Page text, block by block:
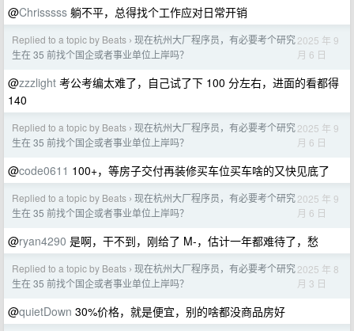
@Chrisssss 躺不平，总得找个工作应对日常开销
Replied to a topic by Beats › 现在杭州大厂程序员，有必要考个研究
生在 35 前找个国企或者事业单位上岸吗？
2025 年 9
月 6 日
@zzzlight 考公考编太难了，自己试了下 100 分左右，进面的看都得
140
Replied to a topic by Beats › 现在杭州大厂程序员，有必要考个研究
生在 35 前找个国企或者事业单位上岸吗？
2025 年 9
月 6 日
@code0611 100+，等房子交付再装修买车位买车啥的又快见底了
Replied to a topic by Beats › 现在杭州大厂程序员，有必要考个研究
生在 35 前找个国企或者事业单位上岸吗？
2025 年 9
月 6 日
@ryan4290 是啊，干不到，刚给了 M-，估计一年都难待了，愁
Replied to a topic by Beats › 现在杭州大厂程序员，有必要考个研究
生在 35 前找个国企或者事业单位上岸吗？
2025 年 8
月 3 日
@quietDown 30%价格，就是便宜，别的啥都没商品房好